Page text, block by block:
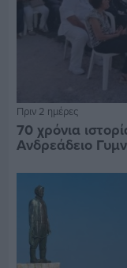
Πριν 2 ημέρες
70 χρόνια
Ανδρεάδειο